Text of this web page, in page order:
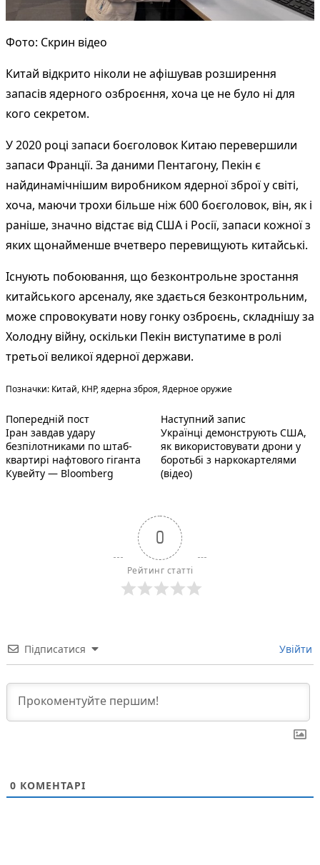
Фото: Скрин відео
Китай відкрито ніколи не афішував розширення
запасів ядерного озброєння, хоча це не було ні для
кого секретом.
У 2020 році запаси боєголовок Китаю перевершили
запаси Франції. За даними Пентагону, Пекін є
найдинамічнішим виробником ядерної зброї у світі,
хоча, маючи трохи більше ніж 600 боєголовок, він, як і
раніше, значно відстає від США і Росії, запаси кожної з
яких щонайменше вчетверо перевищують китайські.
Існують побоювання, що безконтрольне зростання
китайського арсеналу, яке здається безконтрольним,
може спровокувати нову гонку озброєнь, складнішу за
Холодну війну, оскільки Пекін виступатиме в ролі
третьої великої ядерної держави.
Теги:
Позначки: Китай, КНР,ядерна зброя,Ядерное оружие
Навігація
записів
Попередній постПопередній запис:
Іран завдав удару
безпілотниками по штаб-
квартирі нафтового гіганта
Кувейту — Bloomberg
Наступний записНаступний
Українці демонструють США,
як використовувати дрони у
боротьбі з наркокартелями
(відео)
0
Рейтинг статті
Підписатися Увійти
0 КОМЕНТАРІ